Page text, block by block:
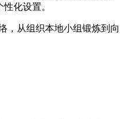
化设置。
，从组织本地小组锻炼到向